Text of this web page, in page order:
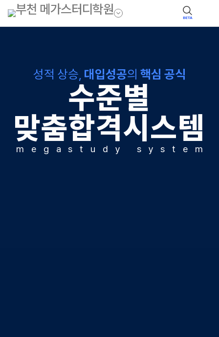
BETA
성적 상승, 대입성공의핵심 공식
수준별
맞춤합격시스템
m e g ast u d y s yst e m